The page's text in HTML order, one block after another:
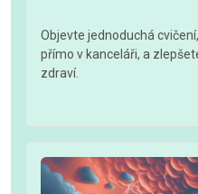
Objevte jednoduchá
přímo v kanceláři, a
zdraví.